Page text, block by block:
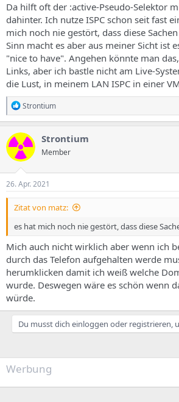
Da hilft oft der :active-Pseudo-Selektor
dahinter. Ich nutze ISPC schon seit fast
mich noch nie gestört, dass diese
Sinn macht es aber aus meiner Sicht ist
"nice to have". Angehen könnte man
Links, aber ich bastle nicht am Live-
die Lust, in meinem LAN ISPC in einer
R
e
a
k
t
i
o
n
e
Strontium
Strontium
Member
26. Apr. 2021
Zitat von matz:
es hat mich noch nie gestört, dass diese
Mich auch nicht wirklich aber wenn ich
durch das Telefon aufgehalten werde
herumklicken damit ich weiß welche
wurde. Deswegen wäre es schön wenn
würde.
Du musst dich einloggen oder registrieren,
Werbung